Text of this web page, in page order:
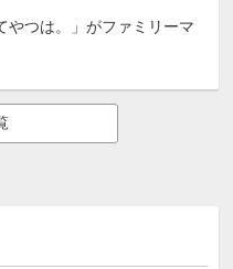
やつは。」がファミリーマ